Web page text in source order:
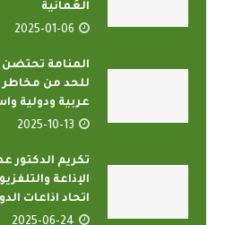
العُمانية
2025-01-06
المنامة تحتضن
عربية ودولية
2025-10-13
تكريم الدكتور
الإذاعة
اتحاد اذاعات